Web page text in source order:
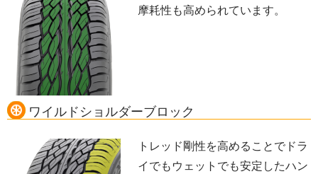
摩耗性も高められています。
ワイルドショルダーブロック
トレッド剛性を高めることでドラ
イでもウェットでも安定したハン